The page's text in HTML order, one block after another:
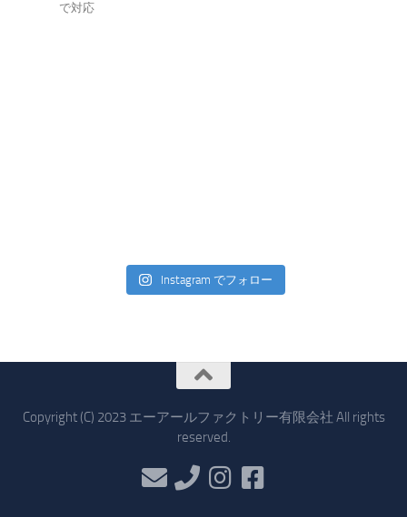
で対応
Instagram でフォロー
Copyright (C) 2023 エーアールファクトリー有限会社 All rights
reserved.